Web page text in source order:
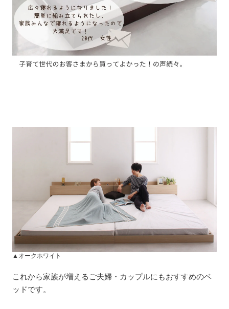
▲オークホワイト
これから家族が増えるご夫婦・カップルにもおすすめのベ
ッドです。